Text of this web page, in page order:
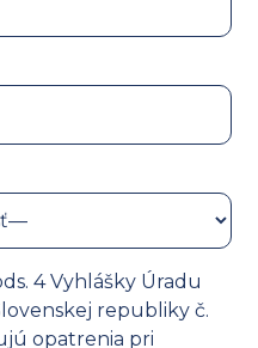
4 Vyhlášky Úradu
republiky č.
opatrenia pri